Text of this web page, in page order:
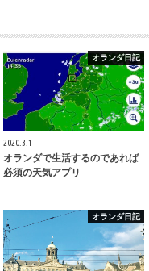
オランダ日記
2020.3.1
オランダで生活するのであれば
必須の天気アプリ
オランダ日記